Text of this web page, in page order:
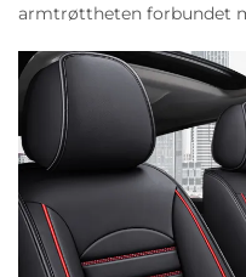
armtrøttheten forbundet